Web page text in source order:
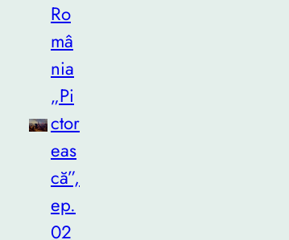
Ro
mâ
nia
„Pi
ctor
eas
că”,
ep.
02